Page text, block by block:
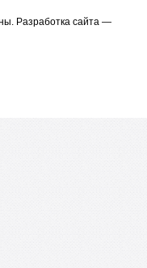
Разработка cайта —